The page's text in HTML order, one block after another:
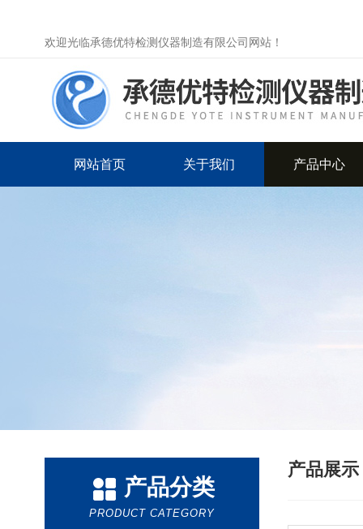
欢迎光临承德优特检测仪器制造有限公司网站！
网站首页 关于我们 产品中心
产品分类
PRODUCT CATEGORY
产品展示